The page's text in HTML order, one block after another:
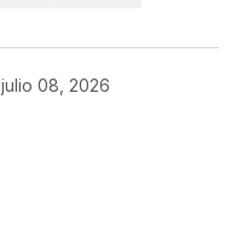
julio 08, 2026